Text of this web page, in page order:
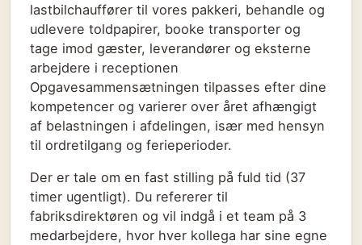
lastbilchauffører til vores pakkeri, behandle og
udlevere toldpapirer, booke transporter og
tage imod gæster, leverandører og eksterne
arbejdere i receptionen
Opgavesammensætningen tilpasses efter dine
kompetencer og varierer over året afhængigt
af belastningen i afdelingen, især med hensyn
til ordretilgang og ferieperioder.
Der er tale om en fast stilling på fuld tid (37
timer ugentligt). Du refererer til
fabriksdirektøren og vil indgå i et team på 3
medarbejdere, hvor hver kollega har sine egne